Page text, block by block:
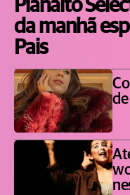
Planalto
da manhã
Pais